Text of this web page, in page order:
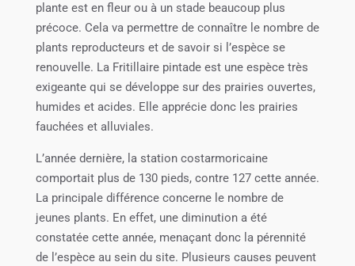
plante est en fleur ou à un stade beaucoup plus
précoce. Cela va permettre de connaître le nombre de
plants reproducteurs et de savoir si l’espèce se
renouvelle. La Fritillaire pintade est une espèce très
exigeante qui se développe sur des prairies ouvertes,
humides et acides. Elle apprécie donc les prairies
fauchées et alluviales.
L’année dernière, la station costarmoricaine
comportait plus de 130 pieds, contre 127 cette année.
La principale différence concerne le nombre de
jeunes plants. En effet, une diminution a été
constatée cette année, menaçant donc la pérennité
de l’espèce au sein du site. Plusieurs causes peuvent